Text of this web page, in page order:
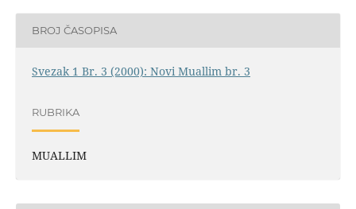
BROJ ČASOPISA
Svezak 1 Br. 3 (2000): Novi Muallim br. 3
RUBRIKA
MUALLIM